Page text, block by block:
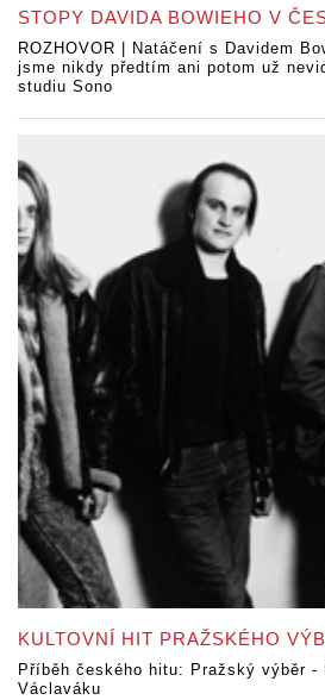
STOPY DAVIDA BOWIEHO V
ROZHOVOR | Natáčení s Davidem
jsme nikdy předtím ani potom už
studiu Sono
KULTOVNÍ HIT PRAŽSKÉHO
Příběh českého hitu: Pražský výběr -
Václaváku